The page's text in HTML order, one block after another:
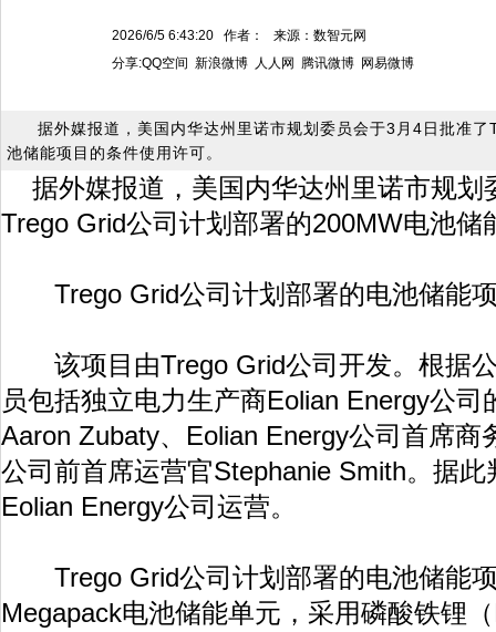
2026/6/5 6:43:20 作者： 来源：数智元网
分享:QQ空间 新浪微博 人人网 腾讯微博 网易微博
据外媒报道，美国内华达州里诺市规划委员会于3月4日批准
池储能项目的条件使用许可。
据外媒报道，美国内华达州里诺市规划
Trego Grid公司计划部署的200MW电池储
Trego Grid公司计划部署的电池储能
该项目由Trego Grid公司开发。根据
员包括独立电力生产商Eolian Energy公
Aaron Zubaty、Eolian Energy公司首席商
公司前首席运营官Stephanie Smith。据
Eolian Energy公司运营。
Trego Grid公司计划部署的电池储能项
Megapack电池储能单元，采用磷酸铁锂